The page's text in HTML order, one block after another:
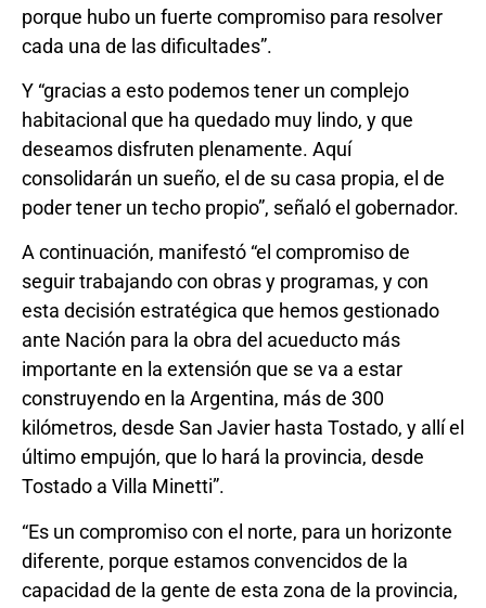
porque hubo un fuerte compromiso para resolver
cada una de las dificultades”.
Y “gracias a esto podemos tener un complejo
habitacional que ha quedado muy lindo, y que
deseamos disfruten plenamente. Aquí
consolidarán un sueño, el de su casa propia, el de
poder tener un techo propio”, señaló el gobernador.
A continuación, manifestó “el compromiso de
seguir trabajando con obras y programas, y con
esta decisión estratégica que hemos gestionado
ante Nación para la obra del acueducto más
importante en la extensión que se va a estar
construyendo en la Argentina, más de 300
kilómetros, desde San Javier hasta Tostado, y allí el
último empujón, que lo hará la provincia, desde
Tostado a Villa Minetti”.
“Es un compromiso con el norte, para un horizonte
diferente, porque estamos convencidos de la
capacidad de la gente de esta zona de la provincia,